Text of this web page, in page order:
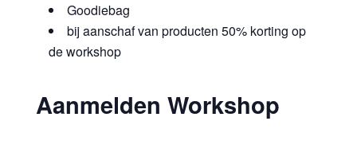
Goodiebag
bij aanschaf van producten 50% korting op
de workshop
Aanmelden Workshop